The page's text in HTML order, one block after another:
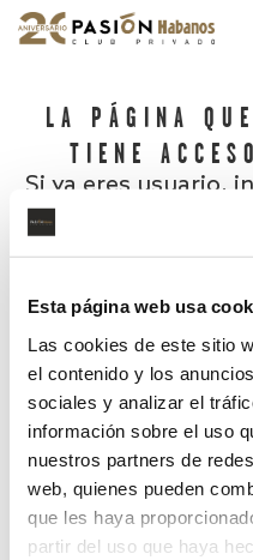
Esta página web usa
Las cookies de este sitio
el contenido y los
sociales y analizar el
información sobre el uso
nuestros partners de
web, quienes pueden
que les haya
partir del uso que haya
LA PÁGINA
TIENE
Si ya eres usuario,
¿Has olvidado tu contraseña?